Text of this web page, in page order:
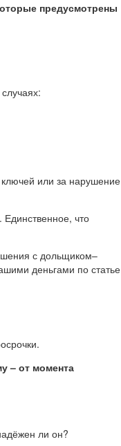
предусмотрены
ключей или за нарушение
что
с дольщиком–
деньгами по статье
– от момента
ли он?